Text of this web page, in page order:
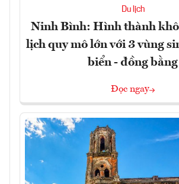
Du lịch
Ninh Bình: Hình thành
lịch quy mô lớn với 3 vùng
biển - đồng bằng
Đọc ngay